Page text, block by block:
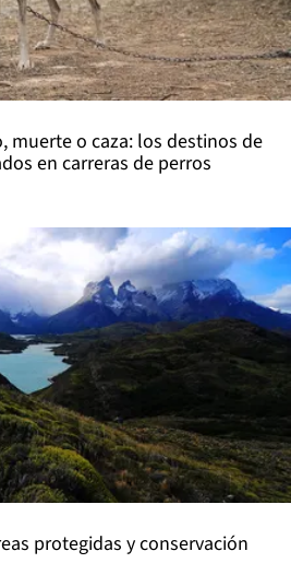
muerte o caza: los destinos de
en carreras de perros
protegidas y conservación